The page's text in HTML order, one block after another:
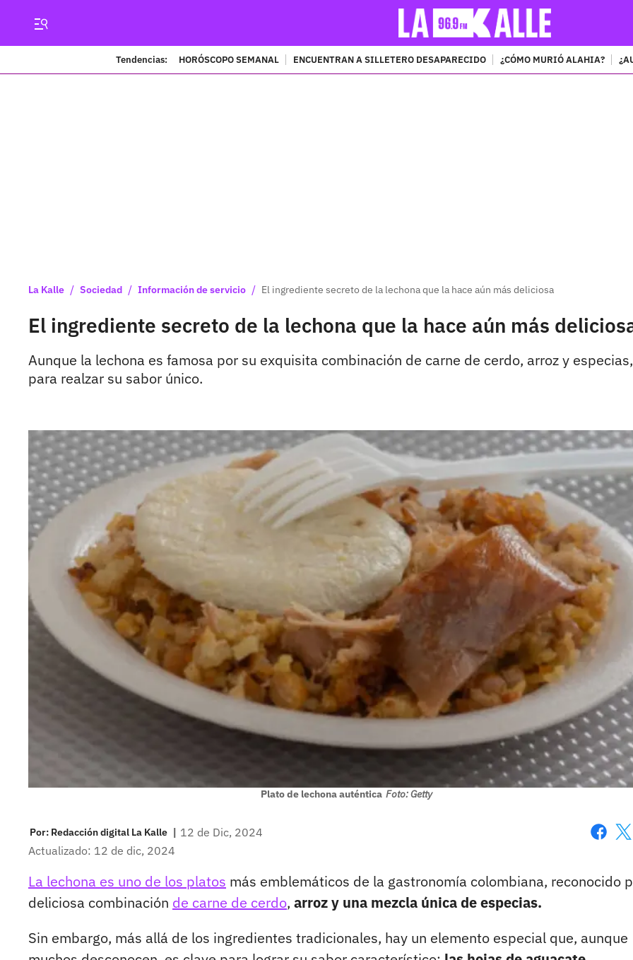
Tendencias: HORÓSCOPO SEMANAL ENCUENTRAN A SILLETERO DESAPARECIDO ¿CÓMO MURIÓ ALAHIA?
La Kalle / Sociedad / Información de servicio / El ingrediente secreto de la lechona que la hace aún más deliciosa
El ingrediente secreto de la lechona que la hace aún más
Aunque la lechona es famosa por su exquisita combinación de carne de cerdo, arroz y
para realzar su sabor único.
Plato de lechona auténtica Foto: Getty
Por: Redacción digital La Kalle | 12 de Dic, 2024
Actualizado: 12 de dic, 2024
La lechona es uno de los platos más emblemáticos de la gastronomía colombiana, reconocido
deliciosa combinación de carne de cerdo, arroz y una mezcla única de especias.
Sin embargo, más allá de los ingredientes tradicionales, hay un elemento especial que, aunque